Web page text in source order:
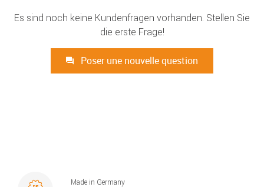
Es sind noch keine Kundenfragen vorhanden. Stellen Sie
die erste Frage!
Poser une nouvelle question
Made in Germany